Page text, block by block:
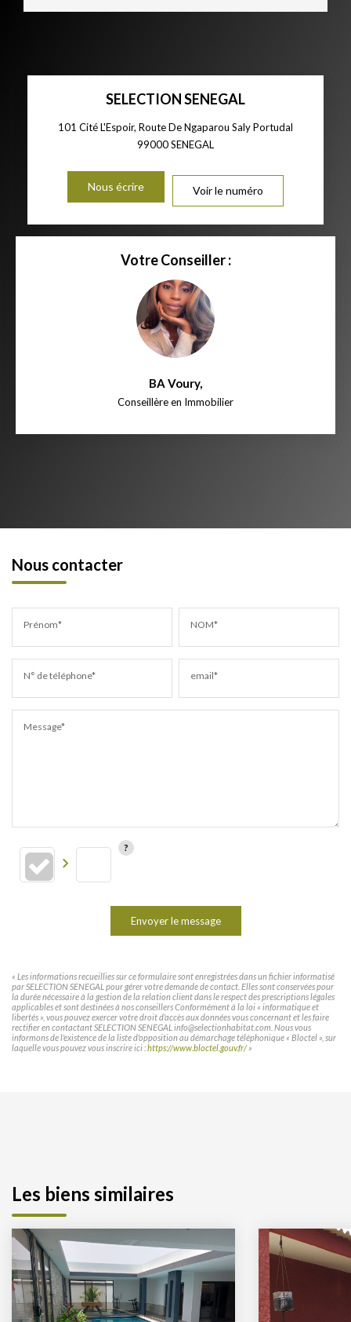
SELECTION SENEGAL
101 Cité L'Espoir, Route De Ngaparou Saly Portudal
99000SENEGAL
Nous écrire Voir le numéro
Votre Conseiller :
BA Voury,
Conseillère en Immobilier
Nous contacter
Prénom* NOM*
N° de téléphone* email*
Message*
Envoyer le message
« Les informations recueillies sur ce formulaire sont enregistrées dans un fichier informatisé
par SELECTION SENEGAL pour gérer votre demande de contact. Elles sont conservées pour
la durée nécessaire à la gestion de la relation client dans le respect des prescriptions légales
applicables et sont destinées à nos conseillers Conformément à la loi « informatique et
libertés », vous pouvez exercer votre droit d'accès aux données vous concernant et les faire
rectifier en contactant SELECTION SENEGAL info@selectionhabitat.com. Nous vous
informons de l'existence de la liste d'opposition au démarchage téléphonique « Bloctel », sur
laquelle vous pouvez vous inscrire ici :https://www.bloctel.gouv.fr/»
Les biens similaires